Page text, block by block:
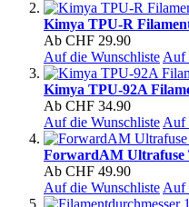
Kimya TPU-R
Ab CHF 29.90
Auf die Wunschliste Auf
Kimya TPU-92A
Ab CHF 34.90
Auf die Wunschliste Auf
ForwardAM Ultrafuse
Ab CHF 49.90
Auf die Wunschliste Auf